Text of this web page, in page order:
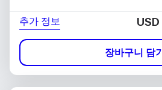
추가 정보 USD
장바구니 담기